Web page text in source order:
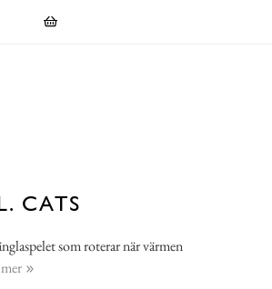
CATS
som roterar när värmen